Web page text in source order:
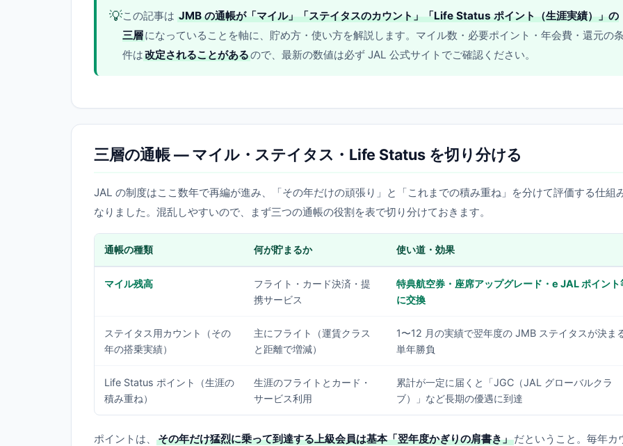
💡この記事は JMB の通帳が「マイル」「ステイタスのカウント」「Life Status ポイント（生涯実績）」の
三層になっていることを軸に、貯め方・使い方を解説します。マイル数・必要ポイント・年会費・還元の条
件は改定されることがあるので、最新の数値は必ず JAL 公式サイトでご確認ください。
三層の通帳 — マイル・ステイタス・Life Status を切り分ける
JAL の制度はここ数年で再編が進み、「その年だけの頑張り」と「これまでの積み重ね」を分けて評価する仕組
なりました。混乱しやすいので、まず三つの通帳の役割を表で切り分けておきます。
通帳の種類 何が貯まるか 使い道・効果
マイル残高
フライト・カード決済・提
携サービス
特典航空券・座席アップグレード・e JAL ポイント
に交換
ステイタス用カウント（その
年の搭乗実績）
主にフライト（運賃クラス
と距離で増減）
1〜12 月の実績で翌年度の JMB ステイタスが決ま
単年勝負
Life Status ポイント（生涯の
積み重ね）
生涯のフライトとカード・
サービス利用
累計が一定に届くと「JGC（JAL グローバルクラ
ブ）」など長期の優遇に到達
ポイントは、 その年だけ猛烈に乗って到達する上級会員は基本「翌年度かぎりの肩書き」だということ。毎年カ